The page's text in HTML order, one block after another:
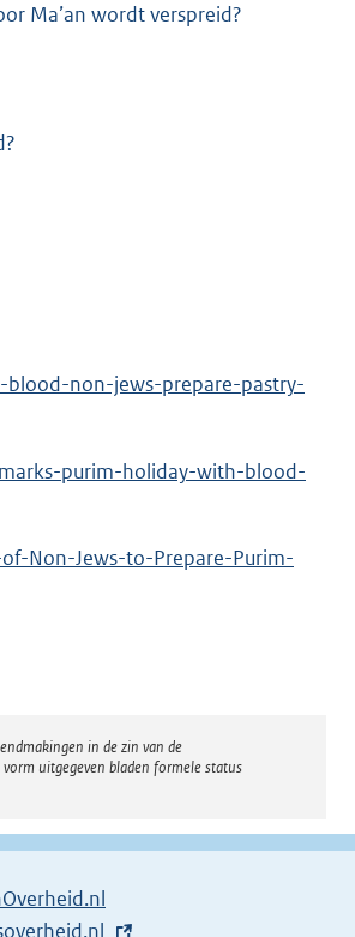
Ma’an wordt verspreid?
non-jews-prepare-pastry-
purim-holiday-with-blood-
Non-Jews-to-Prepare-Purim-
in de zin van de
uitgegeven bladen formele status